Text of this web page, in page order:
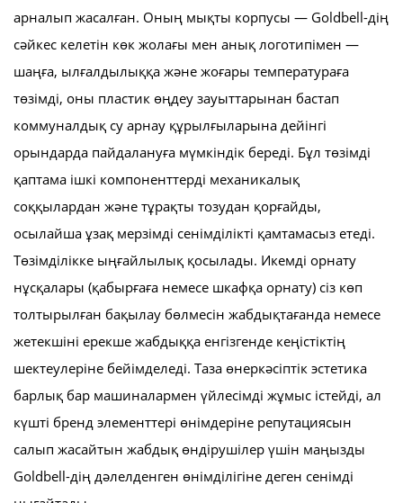
арналып жасалған. Оның мықты корпусы — Goldbell-дің
сәйкес келетін көк жолағы мен анық логотипімен —
шаңға, ылғалдылыққа және жоғары температураға
төзімді, оны пластик өңдеу зауыттарынан бастап
коммуналдық су арнау құрылғыларына дейінгі
орындарда пайдалануға мүмкіндік береді. Бұл төзімді
қаптама ішкі компоненттерді механикалық
соққылардан және тұрақты тозудан қорғайды,
осылайша ұзақ мерзімді сенімділікті қамтамасыз етеді.
Төзімділікке ыңғайлылық қосылады. Икемді орнату
нұсқалары (қабырғаға немесе шкафқа орнату) сіз көп
толтырылған бақылау бөлмесін жабдықтағанда немесе
жетекшіні ерекше жабдыққа енгізгенде кеңістіктің
шектеулеріне бейімделеді. Таза өнеркәсіптік эстетика
барлық бар машиналармен үйлесімді жұмыс істейді, ал
күшті бренд элементтері өнімдеріне репутациясын
салып жасайтын жабдық өндірушілер үшін маңызды
Goldbell-дің дәлелденген өнімділігіне деген сенімді